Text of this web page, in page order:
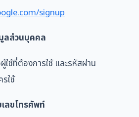
signup
ลส่วนบุคคล
ช้ที่ต้องการใช้ และรหัสผ่าน
รใช้
ลขโทรศัพท์